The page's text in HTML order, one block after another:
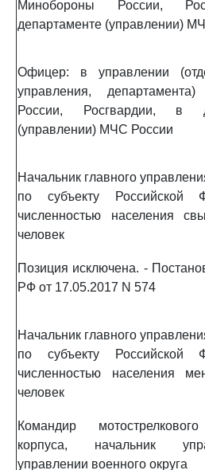
Минобороны России,
департаменте (управлении)
Офицер: в управлении
управления,
России, Росгвардии, в
(управлении) МЧС России
Начальник главного
по субъекту Российской
численностью населения
человек
Позиция исключена. -
РФ от 17.05.2017 N 574
Начальник главного
по субъекту Российской
численностью населения
человек
Командир
корпуса, начальник
управлении военного округа